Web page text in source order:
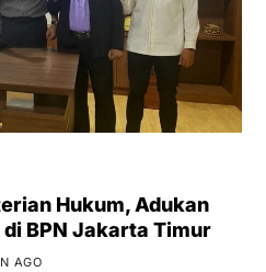
Hukum, Adukan
BPN Jakarta Timur
AGO